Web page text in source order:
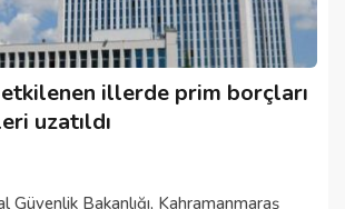
illerde prim borçları
uzatıldı
Güvenlik Bakanlığı, Kahramanmaraş